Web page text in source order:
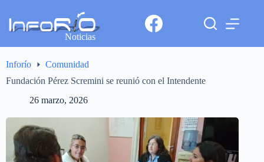
Noticias
Inforío
Comunidad
Fundación Pérez Scremini se reunió con el Intendente
26 marzo, 2026